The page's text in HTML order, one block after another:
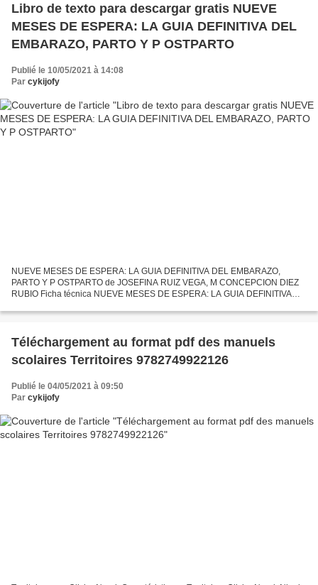
Libro de texto para descargar gratis NUEVE
MESES DE ESPERA: LA GUIA DEFINITIVA DEL
EMBARAZO, PARTO Y P OSTPARTO
Publié le 10/05/2021 à 14:08
Par cykijofy
NUEVE MESES DE ESPERA: LA GUIA DEFINITIVA DEL EMBARAZO,
PARTO Y P OSTPARTO de JOSEFINA RUIZ VEGA, M CONCEPCION DIEZ
RUBIO Ficha técnica NUEVE MESES DE ESPERA: LA GUIA DEFINITIVA
CONCEPCION DIEZ RUBIO...
Téléchargement au format pdf des manuels
scolaires Territoires 9782749922126
Publié le 04/05/2021 à 09:50
Par cykijofy